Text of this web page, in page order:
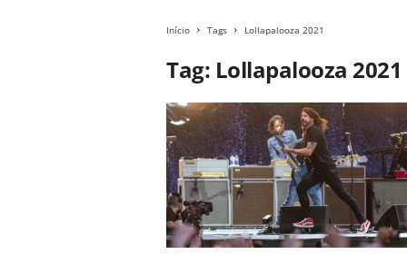
Início Tags Lollapalooza 2021
Tag: Lollapalooza 2021